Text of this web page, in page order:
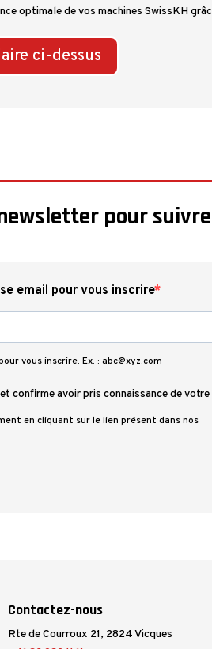
optimale de vos machines SwissKH
ci-dessus
pour
email pour vous inscrire
vous inscrire. Ex. : abc@xyz.com
confirme avoir pris connaissance de
en cliquant sur le lien présent dans nos
Contactez-nous
Rte de Courroux 21, 2824 Vicques